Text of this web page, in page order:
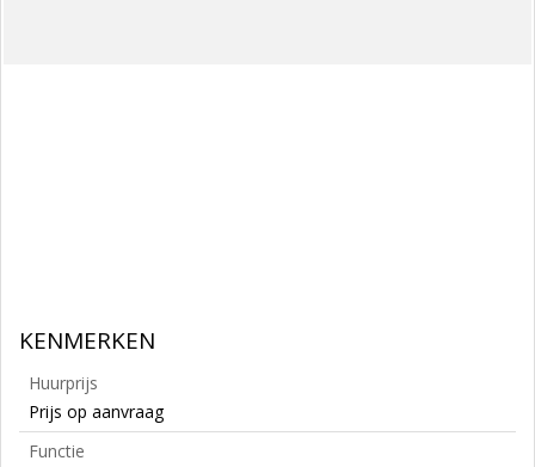
KENMERKEN
Huurprijs
Prijs op aanvraag
Functie